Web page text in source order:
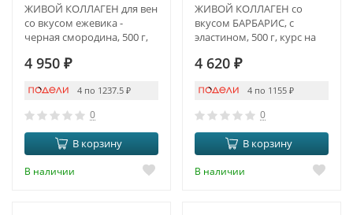
ЖИВОЙ КОЛЛАГЕН для вен
со вкусом ежевика -
черная смородина, 500 г,
4 950 ₽
4 по 1237.5 ₽
0
В корзину
В наличии
ЖИВОЙ КОЛЛАГЕН со
вкусом БАРБАРИС, с
эластином, 500 г, курс на
4 620 ₽
4 по 1155 ₽
0
В корзину
В наличии